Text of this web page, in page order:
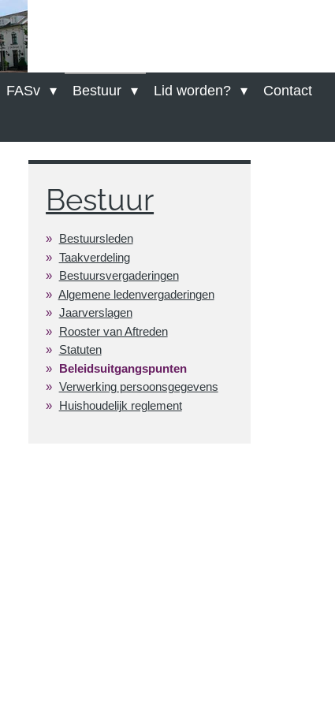
FASv Bestuur Lid worden? Contact
Bestuur
Bestuursleden
Taakverdeling
Bestuursvergaderingen
Algemene ledenvergaderingen
Jaarverslagen
Rooster van Aftreden
Statuten
Beleidsuitgangspunten
Verwerking persoonsgegevens
Huishoudelijk reglement